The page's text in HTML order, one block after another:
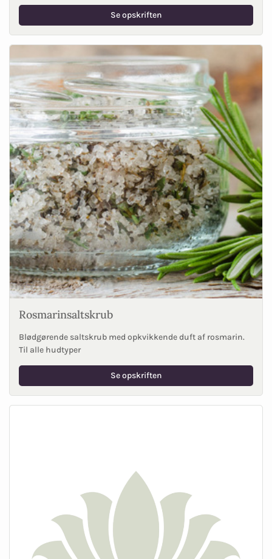
Se opskriften
Rosmarinsaltskrub
Blødgørende saltskrub med opkvikkende duft af rosmarin.
Til alle hudtyper
Se opskriften